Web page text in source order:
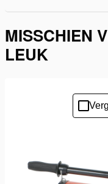
MISSCHIEN
LEUK